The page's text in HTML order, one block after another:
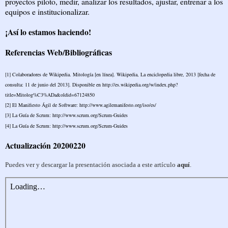
equipos e institucionalizar.
¡Así lo estamos haciendo!
Referencias Web/Bibliográficas
[1] Colaboradores de Wikipedia. Mitología [en línea]. Wikipedia, La enciclopedia libre, 2013 [fecha de
consulta: 11 de junio del 2013]. Disponible en http://es.wikipedia.org/w/index.php?
title=Mitolog%C3%ADa&oldid=67124850
[2] El Manifiesto Ágil de Software: http://www.agilemanifesto.org/iso/es/
[3] La Guía de Scrum: http://www.scrum.org/Scrum-Guides
[4] La Guía de Scrum: http://www.scrum.org/Scrum-Guides
Actualización 20200220
Puedes ver y descargar la presentación asociada a este artículo aquí.